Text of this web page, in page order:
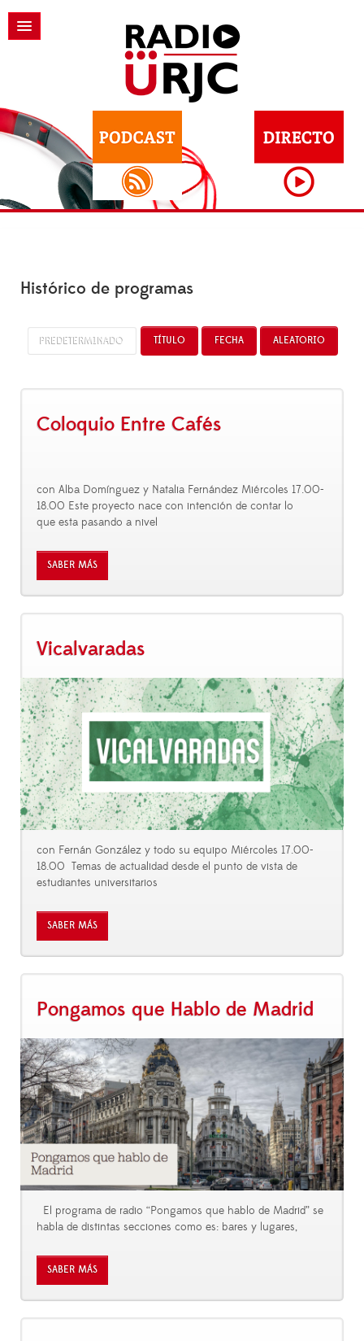
Histórico de programas
PREDETERMINADO TÍTULO FECHA ALEATORIO
Coloquio Entre Cafés
con Alba Domínguez y Natalia Fernández Miércoles 17.00-
18.00 Este proyecto nace con intención de contar lo
que esta pasando a nivel
SABER MÁS
Vicalvaradas
con Fernán González y todo su equipo Miércoles 17.00-
18.00 Temas de actualidad desde el punto de vista de
estudiantes universitarios
SABER MÁS
Pongamos que Hablo de Madrid
El programa de radio “Pongamos que hablo de Madrid” se
habla de distintas secciones como es: bares y lugares,
SABER MÁS